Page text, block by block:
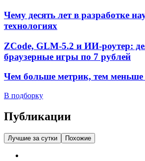
Чему десять лет в разработке
технологиях
ZCode, GLM-5.2 и ИИ-роутер:
браузерные игры по 7 рублей
Чем больше метрик, тем меньше
В подборку
Публикации
Лучшие за сутки Похожие